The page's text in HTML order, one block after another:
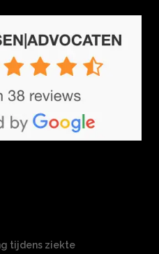
tijdens ziekte